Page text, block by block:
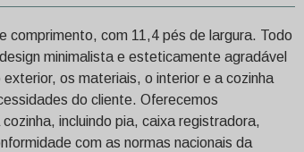
comprimento, com 11,4 pés de largura. Todo
minimalista e esteticamente agradável
os materiais, o interior e a cozinha
do cliente. Oferecemos
incluindo pia, caixa registradora,
com as normas nacionais da